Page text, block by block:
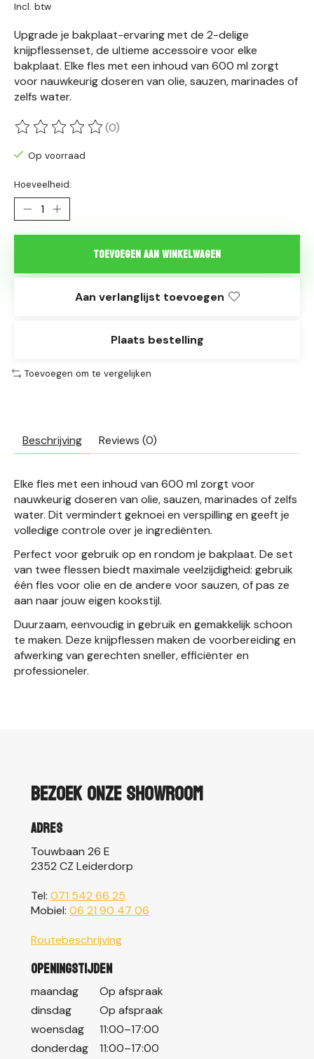
Incl. btw
Upgrade je bakplaat-ervaring met de 2-delige
knijpflessenset, de ultieme accessoire voor elke
bakplaat. Elke fles met een inhoud van 600 ml zorgt
voor nauwkeurig doseren van olie, sauzen, marinades of
zelfs water.
De beoordeling van dit product is
(0)
Op voorraad
Hoeveelheid:
Toevoegen aan winkelwagen
Aan verlanglijst toevoegen
Plaats bestelling
Toevoegen om te vergelijken
Beschrijving Reviews (0)
Elke fles met een inhoud van 600 ml zorgt voor
nauwkeurig doseren van olie, sauzen, marinades of zelfs
water. Dit vermindert geknoei en verspilling en geeft je
volledige controle over je ingrediënten.
Perfect voor gebruik op en rondom je bakplaat. De set
van twee flessen biedt maximale veelzijdigheid: gebruik
één fles voor olie en de andere voor sauzen, of pas ze
aan naar jouw eigen kookstijl.
Duurzaam, eenvoudig in gebruik en gemakkelijk schoon
te maken. Deze knijpflessen maken de voorbereiding en
afwerking van gerechten sneller, efficiënter en
professioneler.
Bezoek onze showroom
Adres
Touwbaan 26 E
2352 CZ Leiderdorp
Tel: 071 542 66 25
Mobiel: 06 21 90 47 06
Routebeschrijving
Openingstijden
maandag
Op afspraak
dinsdag
Op afspraak
woensdag
11:00–17:00
donderdag
11:00–17:00